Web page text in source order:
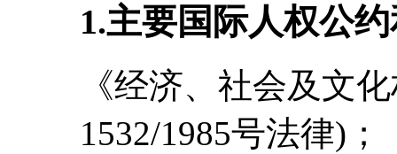
1.主要国际人权公
《经济、社会及文
1532/1985号法律)；